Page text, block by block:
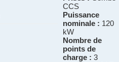
CCS
Puissance
nominale : 120
kW
Nombre de
points de
charge : 3